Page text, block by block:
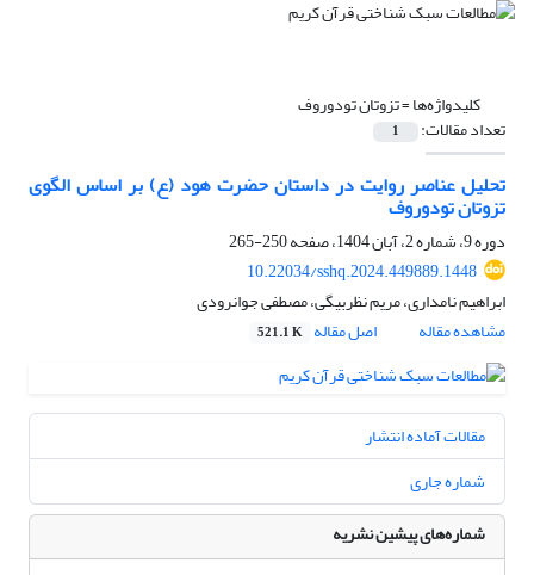
کلیدواژه‌ها =تزوتان تودوروف
تعداد مقالات: 1
تحلیل عناصر روایت در داستان حضرت هود (ع) بر اساس الگوی
تزوتان تودوروف
دوره 9، شماره 2، آبان 1404، صفحه
250-265
10.22034/sshq.2024.449889.1448
ابراهیم نامداری، مریم نظربیگی، مصطفی جوانرودی
مشاهده مقاله
اصل مقاله 521.1 K
مقالات آماده انتشار
شماره جاری
شماره‌های پیشین نشریه